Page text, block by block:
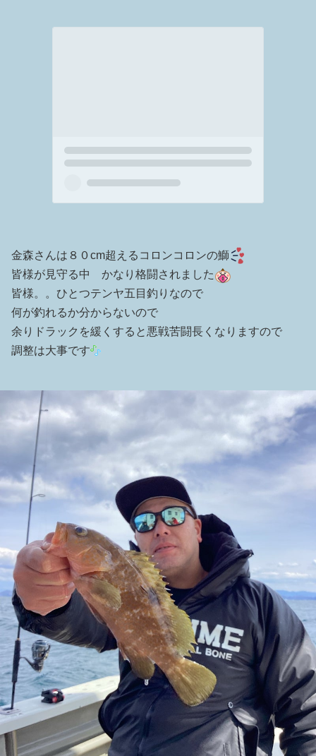
金森さんは８０cm超えるコロンコロンの鰤
皆様が見守る中 かなり格闘されました
皆様。。ひとつテンヤ五目釣りなので
何が釣れるか分からないので
余りドラックを緩くすると悪戦苦闘長くなりますので
調整は大事です